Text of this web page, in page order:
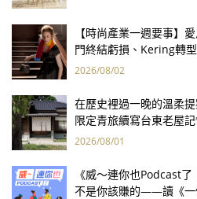
【時尚產業一週要事】
門終結虧損、Kering轉
報亮眼
2026/08/02
在歷史裡過一晚的溫柔
限定青旅續寫台東老屋
2026/08/01
《威～連你也Podcast
不是你該賺的——讀《一